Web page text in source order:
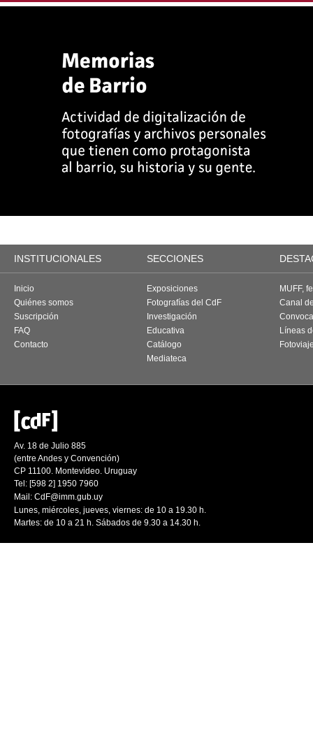
INSTITUCIONALES SECCIONES
Inicio
Quiénes somos
Suscripción
FAQ
Contacto
Exposiciones
Fotografías del CdF
Investigación
Educativa
Catálogo
Mediateca
MUFF,
Canal
Líneas
Av. 18 de Julio 885
(entre Andes y Convención)
CP 11100. Montevideo. Uruguay
Tel: [598 2] 1950 7960
Mail: CdF@imm.gub.uy
Lunes, miércoles, jueves, viernes: de 10 a 19.30 h.
Martes: de 10 a 21 h. Sábados de 9.30 a 14.30 h.